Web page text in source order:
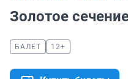
Золотое
БАЛЕТ 12+